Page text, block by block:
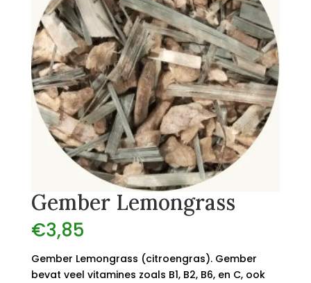
Gember Lemongrass
€3,85
Gember Lemongrass (citroengras). Gember
bevat veel vitamines zoals B1, B2, B6, en C, ook